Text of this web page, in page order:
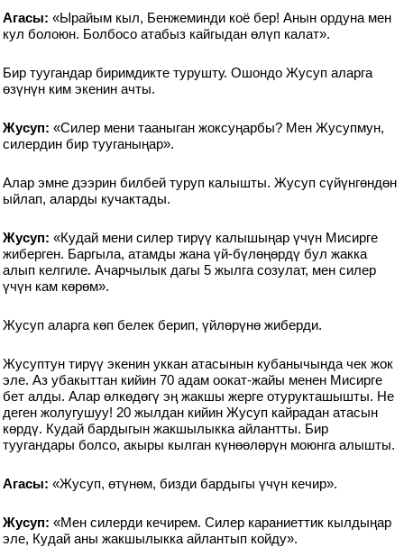
Агасы: «Ырайым кыл, Бенжеминди коё бер! Анын ордуна мен
кул болоюн. Болбосо атабыз кайгыдан өлүп калат».
Бир туугандар биримдикте турушту. Ошондо Жусуп аларга
өзүнүн ким экенин ачты.
Жусуп: «Силер мени тааныган жоксуңарбы? Мен Жусупмун,
силердин бир тууганыңар».
Алар эмне дээрин билбей туруп калышты. Жусуп сүйүнгөндөн
ыйлап, аларды кучактады.
Жусуп: «Кудай мени силер тирүү калышыңар үчүн Мисирге
жиберген. Баргыла, атамды жана үй-бүлөңөрдү бул жакка
алып келгиле. Ачарчылык дагы 5 жылга созулат, мен силер
үчүн кам көрөм».
Жусуп аларга көп белек берип, үйлөрүнө жиберди.
Жусуптун тирүү экенин уккан атасынын кубанычында чек жок
эле. Аз убакыттан кийин 70 адам оокат-жайы менен Мисирге
бет алды. Алар өлкөдөгү эң жакшы жерге отурукташышты. Не
деген жолугушуу! 20 жылдан кийин Жусуп кайрадан атасын
көрдү. Кудай бардыгын жакшылыкка айлантты. Бир
туугандары болсо, акыры кылган күнөөлөрүн моюнга алышты.
Агасы: «Жусуп, өтүнөм, бизди бардыгы үчүн кечир».
Жусуп: «Мен силерди кечирем. Силер караниеттик кылдыңар
эле, Кудай аны жакшылыкка айлантып койду».